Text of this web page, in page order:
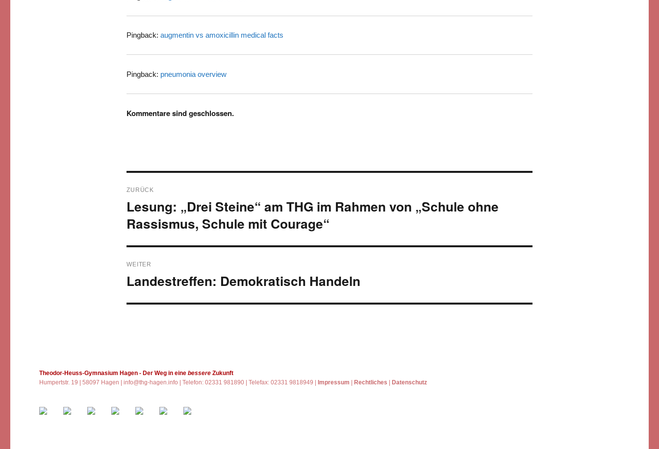
Pingback: augmentin vs amoxicillin medical facts
Pingback: pneumonia overview
Kommentare sind geschlossen.
ZURÜCK
Vorheriger
Lesung: „Drei Steine“ am THG im Rahmen von „Schule ohne
Rassismus, Schule mit Courage“
WEITER
Nächster
Landestreffen: Demokratisch Handeln
Theodor-Heuss-Gymnasium Hagen - Der Weg in einebessere Zukunft
Humpertstr. 19 | 58097 Hagen |info@thg-hagen.info | Telefon: 02331 981890 | Telefax: 02331 9818949 |Impressum |Rechtliches |Datenschutz